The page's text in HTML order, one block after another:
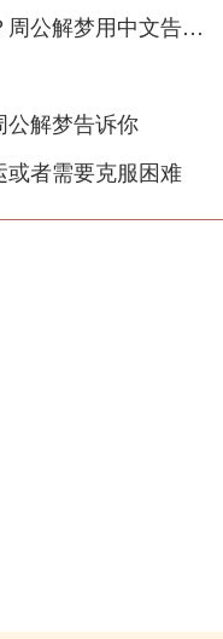
虎年梦见青龙是什么意思？周公解梦用中文告诉你
公解梦告诉你
者需要克服困难